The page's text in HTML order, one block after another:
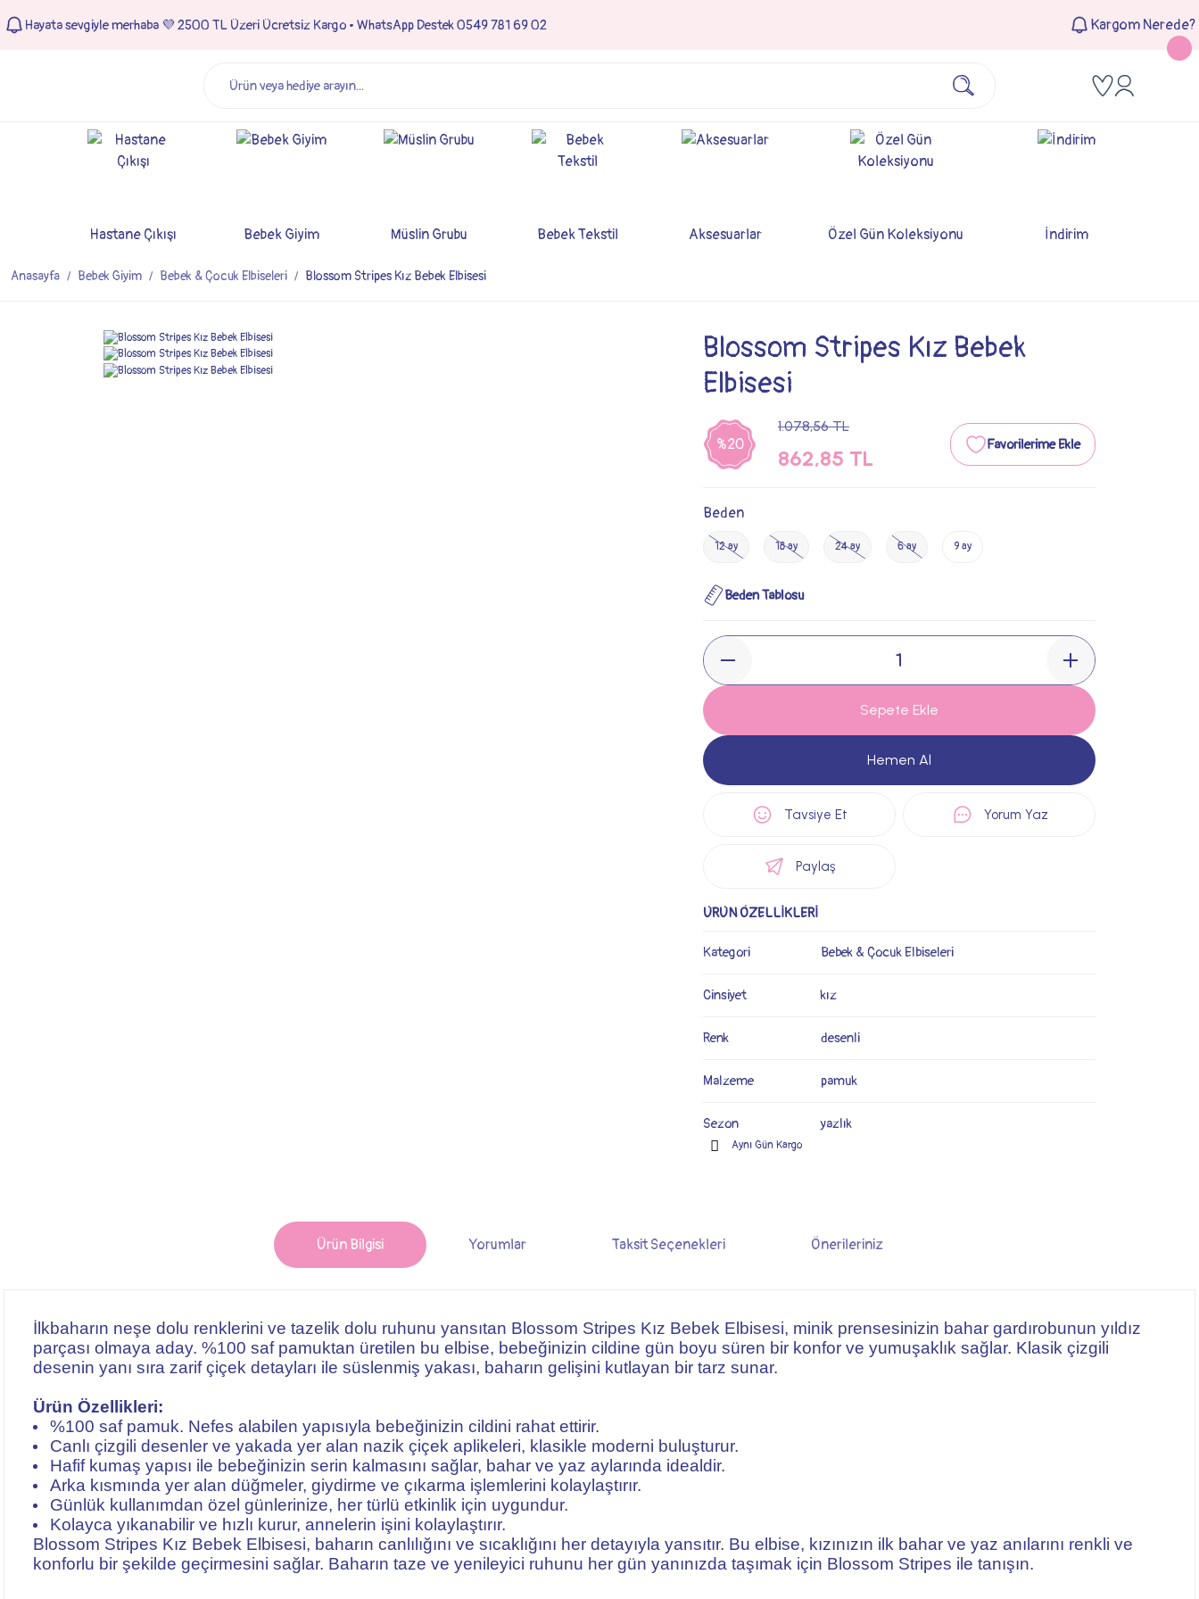
Hayata sevgiyle merhaba 💜 2500 TL Üzeri Ücretsiz Kargo • WhatsApp Destek 0549 781 69 02 Kargom Nerede?
Hastane Çıkışı Bebek Giyim Müslin Grubu Bebek Tekstil Aksesuarlar Özel Gün Koleksiyonu İndirim
Anasayfa Bebek Giyim Bebek & Çocuk Elbiseleri Blossom Stripes Kız Bebek Elbisesi
Blossom Stripes Kız Bebek
Elbisesi
%20
1.078,56 TL
862,85 TL
Beden
12 ay 18 ay 24 ay 6 ay 9 ay
Beden Tablosu
Sepete Ekle
Hemen Al
Tavsiye Et Yorum Yaz
Paylaş
ÜRÜN ÖZELLİKLERİ
Kategori Bebek & Çocuk Elbiseleri
Cinsiyet kız
Renk desenli
Malzeme pamuk
Sezon yazlık
Aynı Gün Kargo
Ürün Bilgisi Yorumlar Taksit Seçenekleri Önerileriniz
İlkbaharın neşe dolu renklerini ve tazelik dolu ruhunu yansıtan Blossom Stripes Kız Bebek Elbisesi, minik prensesinizin bahar gardırobunun yıldız
parçası olmaya aday. %100 saf pamuktan üretilen bu elbise, bebeğinizin cildine gün boyu süren bir konfor ve yumuşaklık sağlar. Klasik çizgili
desenin yanı sıra zarif çiçek detayları ile süslenmiş yakası, baharın gelişini kutlayan bir tarz sunar.
Ürün Özellikleri:
%100 saf pamuk. Nefes alabilen yapısıyla bebeğinizin cildini rahat ettirir.
Canlı çizgili desenler ve yakada yer alan nazik çiçek aplikeleri, klasikle moderni buluşturur.
Hafif kumaş yapısı ile bebeğinizin serin kalmasını sağlar, bahar ve yaz aylarında idealdir.
Arka kısmında yer alan düğmeler, giydirme ve çıkarma işlemlerini kolaylaştırır.
Günlük kullanımdan özel günlerinize, her türlü etkinlik için uygundur.
Kolayca yıkanabilir ve hızlı kurur, annelerin işini kolaylaştırır.
Blossom Stripes Kız Bebek Elbisesi, baharın canlılığını ve sıcaklığını her detayıyla yansıtır. Bu elbise, kızınızın ilk bahar ve yaz anılarını renkli ve
konforlu bir şekilde geçirmesini sağlar. Baharın taze ve yenileyici ruhunu her gün yanınızda taşımak için Blossom Stripes ile tanışın.